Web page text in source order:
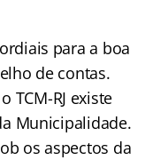
para a boa
de contas.
TCM-RJ existe
Municipalidade.
os aspectos da